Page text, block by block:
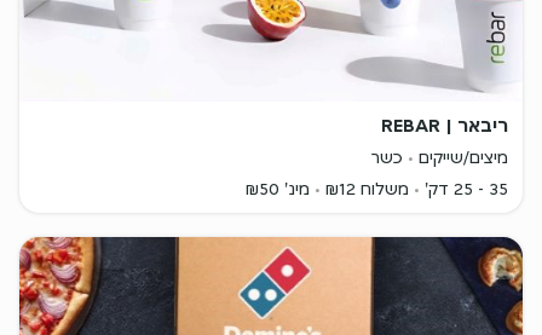
ריבאר | REBAR
מיצים/שייקים
כשר
35 - 25 דק'
משלוח ₪12 מינ' ₪50